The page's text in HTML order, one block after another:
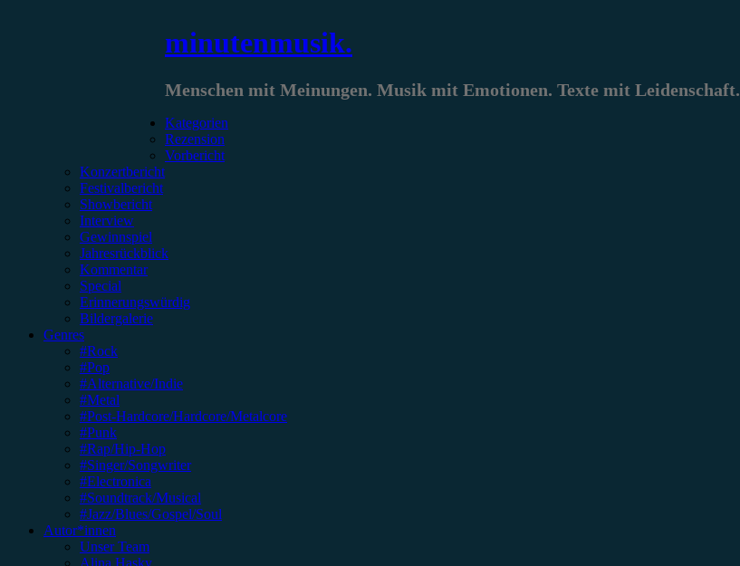
minutenmusik.
Menschen mit Meinungen. Musik mit Emotionen. Texte mit Leidenschaft.
Kategorien
Rezension
Vorbericht
Konzertbericht
Festivalbericht
Showbericht
Interview
Gewinnspiel
Jahresrückblick
Kommentar
Special
Erinnerungswürdig
Bildergalerie
Genres
#Rock
#Pop
#Alternative/Indie
#Metal
#Post-Hardcore/Hardcore/Metalcore
#Punk
#Rap/Hip-Hop
#Singer/Songwriter
#Electronica
#Soundtrack/Musical
#Jazz/Blues/Gospel/Soul
Autor*innen
Unser Team